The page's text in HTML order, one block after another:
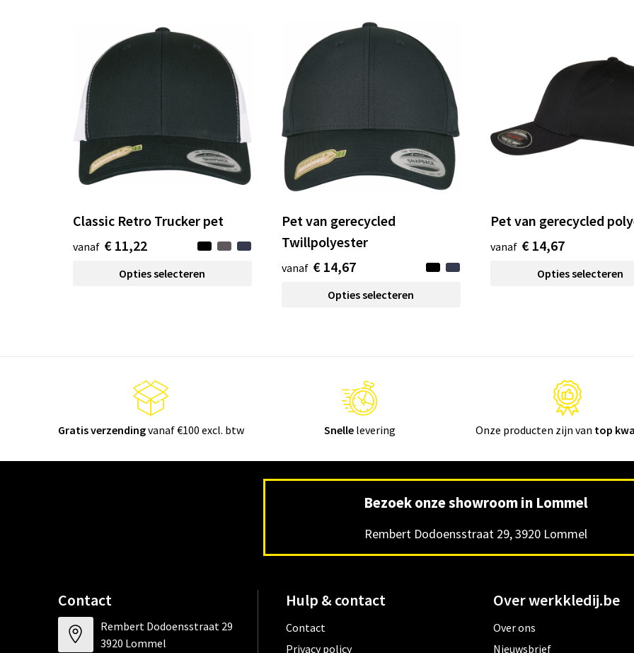
Classic Retro Trucker pet
vanaf € 11,22
Opties selecteren
Pet van gerecycled
Twillpolyester
vanaf € 14,67
Opties selecteren
Pet van gerecycled
vanaf € 14,67
Opties selecteren
Gratis verzendingvanaf €100 excl. btw Snellelevering Onze producten zijn van top
Bezoek onze showroom in Lommel
Rembert Dodoensstraat 29, 3920 Lommel
Contact
Rembert Dodoensstraat 29
3920 Lommel
Hulp & contact
Contact
Privacy policy
Over werkkledij.be
Over ons
Nieuwsbrief